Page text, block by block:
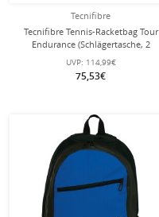
Tecnifibre
Tecnifibre Tennis-Racketbag Tour
Endurance (Schlägertasche, 2
Hauptfächer, Schuhfach) 2025 weiss
12er
UVP: 114,99€
75,53€